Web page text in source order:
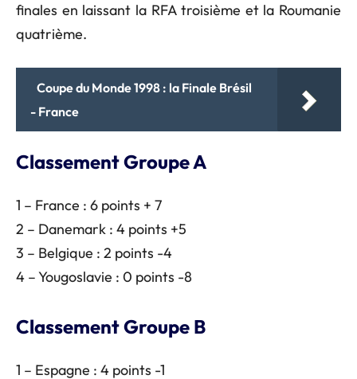
finales en laissant la RFA troisième et la Roumanie
quatrième.
Coupe du Monde 1998 : la Finale Brésil
- France
Classement Groupe A
1 – France : 6 points + 7
2 – Danemark : 4 points +5
3 – Belgique : 2 points -4
4 – Yougoslavie : 0 points -8
Classement Groupe B
1 – Espagne : 4 points -1